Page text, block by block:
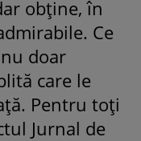
obţine, în
Ce
doar
care le
Pentru toţi
Jurnal de